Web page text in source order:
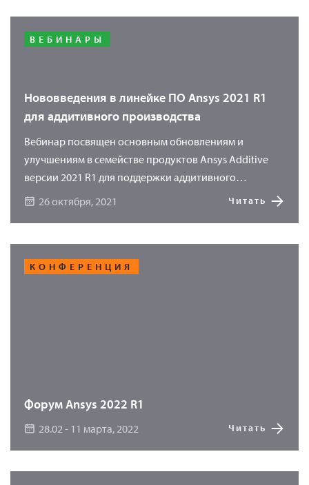
цифровой трансформации предприятий до роли
математического моделирования и цифровых
мероприятия – эксперты «КАДФЕМ Си-Ай-Эс». Они
Промышленного Интернета вещей (IIoT) и
дополненной реальности (AR).
ВЕБИНАРЫ
Нововведения в линейке ПО Ansys 2021 R1
для аддитивного производства
Вебинар посвящен основным обновлениям и
улучшениям в семействе продуктов Ansys Additive
версии 2021 R1 для поддержки аддитивного
производства, а также расширению сферы его
26 октября, 2021 Читать
КОНФЕРЕНЦИЯ
Форум Ansys 2022 R1
28.02 - 11 марта, 2022 Читать